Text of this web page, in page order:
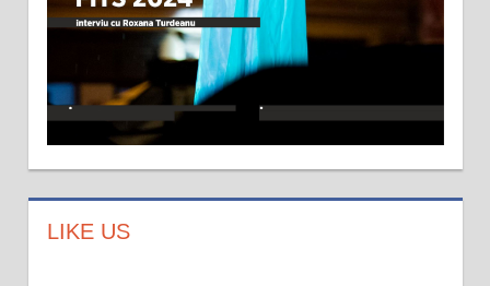
LIKE US